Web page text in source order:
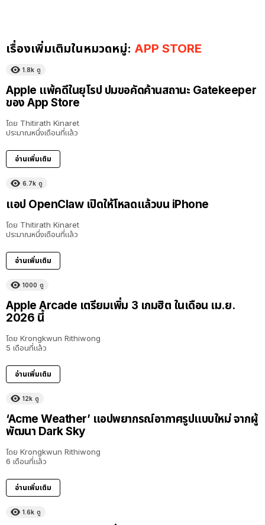
เรื่องเพิ่มเติมในหมวดหมู่: APP STORE
1.8k ดู
Apple แพ้คดีในยุโรป ปมขอคัดค้านสถานะ Gatekeeper
ของ App Store
โดย Thitirath Kinaret
ประมาณหนึ่งเดือนที่แล้ว
อ่านเพิ่มเติม
6.7k ดู
แอป OpenClaw เปิดให้โหลดแล้วบน iPhone
โดย Thitirath Kinaret
ประมาณหนึ่งเดือนที่แล้ว
อ่านเพิ่มเติม
1000 ดู
Apple Arcade เตรียมเพิ่ม 3 เกมฮิต ในเดือน เม.ย.
2026 นี้
โดย Krongkwun Rithiwong
5 เดือนที่แล้ว
อ่านเพิ่มเติม
12k ดู
‘Acme Weather’ แอปพยากรณ์อากาศรูปแบบใหม่ จากผู้
พัฒนา Dark Sky
โดย Krongkwun Rithiwong
6 เดือนที่แล้ว
อ่านเพิ่มเติม
1.6k ดู